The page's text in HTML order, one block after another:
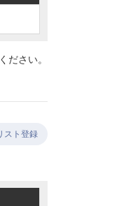
ださい。
スト登録